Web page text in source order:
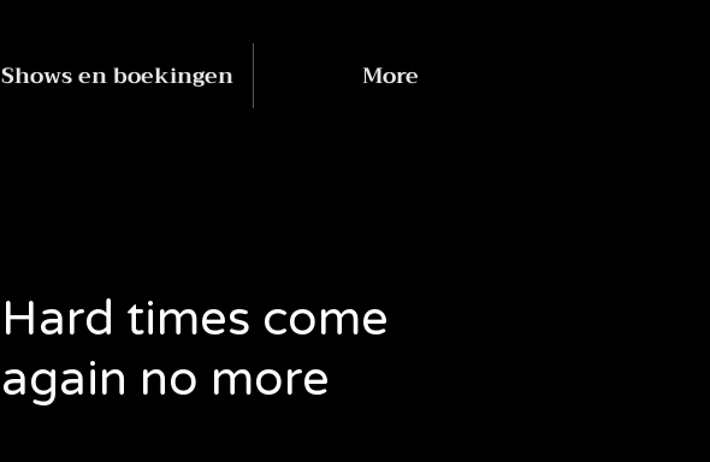
Shows en boekingen More
Hard times come
again no more